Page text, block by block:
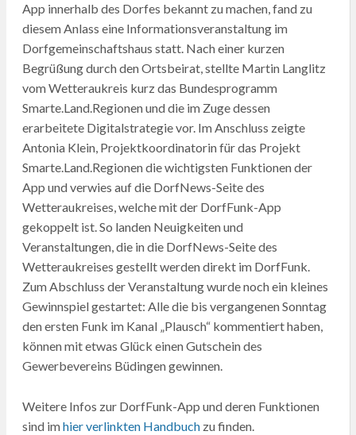
App innerhalb des Dorfes bekannt zu machen, fand zu
diesem Anlass eine Informationsveranstaltung im
Dorfgemeinschaftshaus statt. Nach einer kurzen
Begrüßung durch den Ortsbeirat, stellte Martin Langlitz
vom Wetteraukreis kurz das Bundesprogramm
Smarte.Land.Regionen und die im Zuge dessen
erarbeitete Digitalstrategie vor. Im Anschluss zeigte
Antonia Klein, Projektkoordinatorin für das Projekt
Smarte.Land.Regionen die wichtigsten Funktionen der
App und verwies auf die DorfNews-Seite des
Wetteraukreises, welche mit der DorfFunk-App
gekoppelt ist. So landen Neuigkeiten und
Veranstaltungen, die in die DorfNews-Seite des
Wetteraukreises gestellt werden direkt im DorfFunk.
Zum Abschluss der Veranstaltung wurde noch ein kleines
Gewinnspiel gestartet: Alle die bis vergangenen Sonntag
den ersten Funk im Kanal „Plausch“ kommentiert haben,
können mit etwas Glück einen Gutschein des
Gewerbevereins Büdingen gewinnen.
Weitere Infos zur DorfFunk-App und deren Funktionen
sind imhier verlinkten Handbuchzu finden.